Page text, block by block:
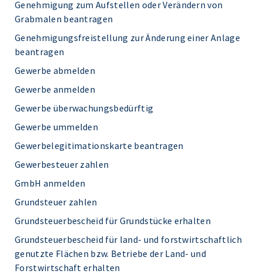
Genehmigung zum Aufstellen oder Verändern von
Grabmalen beantragen
Genehmigungsfreistellung zur Änderung einer Anlage
beantragen
Gewerbe abmelden
Gewerbe anmelden
Gewerbe überwachungsbedürftig
Gewerbe ummelden
Gewerbelegitimationskarte beantragen
Gewerbesteuer zahlen
GmbH anmelden
Grundsteuer zahlen
Grundsteuerbescheid für Grundstücke erhalten
Grundsteuerbescheid für land- und forstwirtschaftlich
genutzte Flächen bzw. Betriebe der Land- und
Forstwirtschaft erhalten